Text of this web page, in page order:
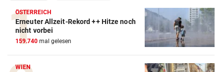
ÖSTERREICH
Erneuter Allzeit-Rekord ++ Hitze noch
nicht vorbei
159.740 mal gelesen
WIEN